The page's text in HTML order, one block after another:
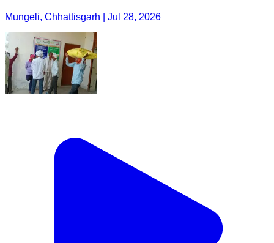
Mungeli, Chhattisgarh | Jul 28, 2026